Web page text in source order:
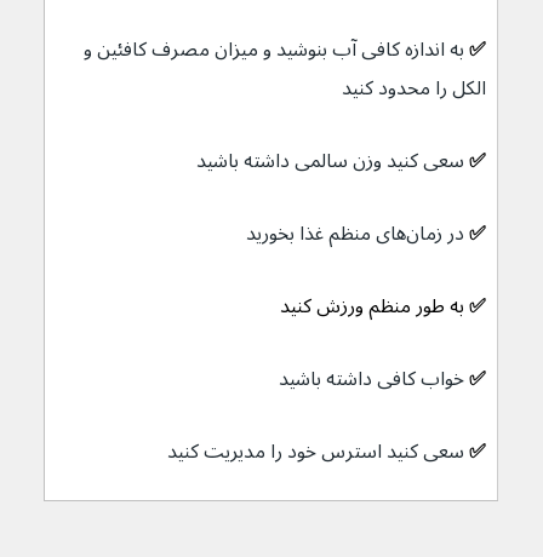
✅ به اندازه کافی آب بنوشید و میزان مصرف کافئین و
الکل را محدود کنید
✅ سعی کنید وزن سالمی داشته باشید
✅ در زمان‌های منظم غذا بخورید
✅ به طور منظم ورزش کنید
✅ خواب کافی داشته باشید
✅ سعی کنید استرس خود را مدیریت کنید